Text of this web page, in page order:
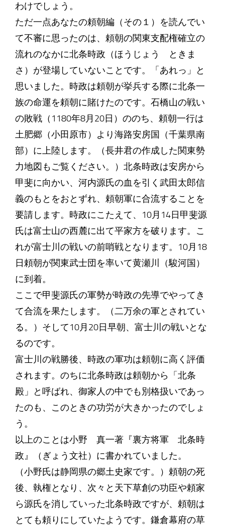
わけでしょう。
ただ一点あなたの頼朝編（その１）を読んでい
て不審に思ったのは、頼朝の関東支配権確立の
流れのなかに北条時政（ほうじょう ときま
さ）が登場していないことです。「あれっ」と
思いました。時政は頼朝が挙兵する際に北条一
族の命運を頼朝に賭けたのです。石橋山の戦い
の敗戦（1180年8月20日）ののち、頼朝一行は
土肥郷（小田原市）より海路安房国（千葉県南
部）に上陸します。（長井君の作成した関東勢
力地図もご覧ください。）北条時政は安房から
甲斐に向かい、河内源氏の血を引く武田太郎信
義のもとをおとずれ、頼朝軍に合流することを
要請します。時政にこたえて、10月14日甲斐源
氏は富士山の西麓に出て平家方を破ります。こ
れが富士川の戦いの前哨戦となります。10月18
日頼朝が関東武士団を率いて黄瀬川（駿河国）
に到着。
ここで甲斐源氏の軍勢が時政の先導でやってき
て合流を果たします。（二万余の軍とされてい
る。）そして10月20日早朝、富士川の戦いとな
るのです。
富士川の戦勝後、時政の軍功は頼朝に高く評価
されます。のちに北条時政は頼朝から「北条
殿」と呼ばれ、御家人の中でも別格扱いであっ
たのも、このときの功労が大きかったのでしょ
う。
以上のことは小野 真一著『裏方将軍 北条時
政』（ぎょう文社）に書かれていました。
（小野氏は静岡県の郷土史家です。）頼朝の死
後、執権となり、次々と天下草創の功臣や頼家
ら源氏を消していった北条時政ですが、頼朝は
とても頼りにしていたようです。鎌倉幕府の草